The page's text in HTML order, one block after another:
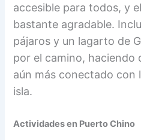
accesible para todos, y
bastante agradable.
pájaros y un lagarto de
por el camino, haciendo
aún más conectado con
isla.
Actividades en Puerto Chino